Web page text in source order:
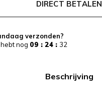
DIRECT BETALEN
verzonden?
hebt nog 09 : 24 : 32
Beschrijving